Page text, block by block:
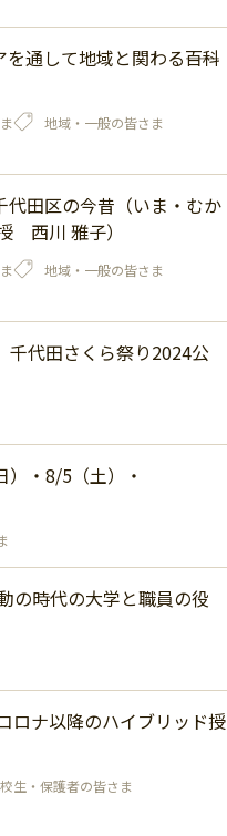
通して地域と関わる――百科
地域・一般の皆さま
代田区の今昔（いま・むか
西川 雅子）
地域・一般の皆さま
代田さくら祭り2024公
・8/5（土）・
の時代の大学と職員の役
ロナ以降のハイブリッド授
生・保護者の皆さま